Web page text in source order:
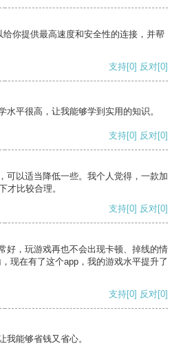
你提供最高速度和安全性的连接，并帮
支持[0] 反对[0]
水平很高，让我能够学到实用的知识。
支持[0] 反对[0]
可以适当降低一些。我个人觉得，一款加
才比较合理。
支持[0] 反对[0]
好，玩游戏再也不会出现卡顿、掉线的情
现在有了这个app，我的游戏水平提升了
支持[0] 反对[0]
我能够省钱又省心。